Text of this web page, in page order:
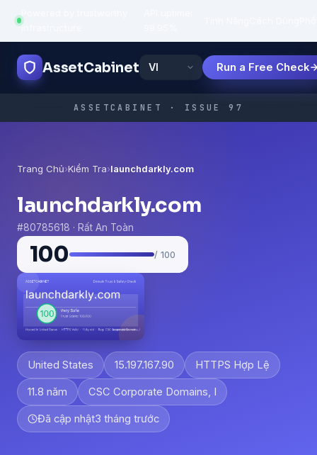
infrastructure
AssetCabinet Run a Free Check
ASSETCABINET · ISSUE 97
Trang Chủ›Kiểm Tra›launchdarkly.com
launchdarkly.com
#80785618 · Rất An Toàn
100 / 100
United States 15.197.167.90 HTTPS Hợp Lệ
11.8 năm CSC Corporate Domains, I
Đã cập nhật3 tháng trước